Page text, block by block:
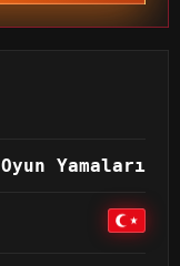
Oyun Yamaları